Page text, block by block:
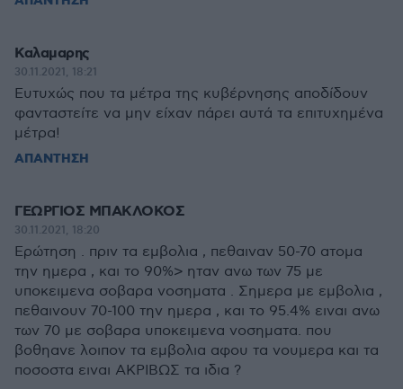
Καλαμαρης
30.11.2021, 18:21
Ευτυχώς που τα μέτρα της κυβέρνησης αποδίδουν
φανταστείτε να μην είχαν πάρει αυτά τα επιτυχημένα
μέτρα!
ΑΠΑΝΤΗΣΗ
ΓΕΩΡΓΙΟΣ ΜΠΑΚΛΟΚΟΣ
30.11.2021, 18:20
Ερώτηση . πριν τα εμβολια , πεθαιναν 50-70 ατομα
την ημερα , και το 90%> ηταν ανω των 75 με
υποκειμενα σοβαρα νοσηματα . Σημερα με εμβολια ,
πεθαινουν 70-100 την ημερα , και το 95.4% ειναι ανω
των 70 με σοβαρα υποκειμενα νοσηματα. που
βοθηανε λοιπον τα εμβολια αφου τα νουμερα και τα
ποσοστα ειναι ΑΚΡΙΒΩΣ τα ιδια ?